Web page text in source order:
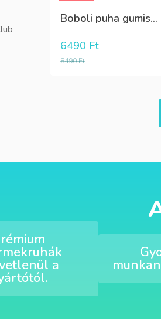
Boboli puha gumis...
8490Ft
6490 Ft
a